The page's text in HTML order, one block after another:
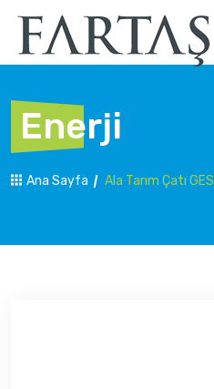
Enerji
Ana Sayfa Ala Tarım Çatı GES